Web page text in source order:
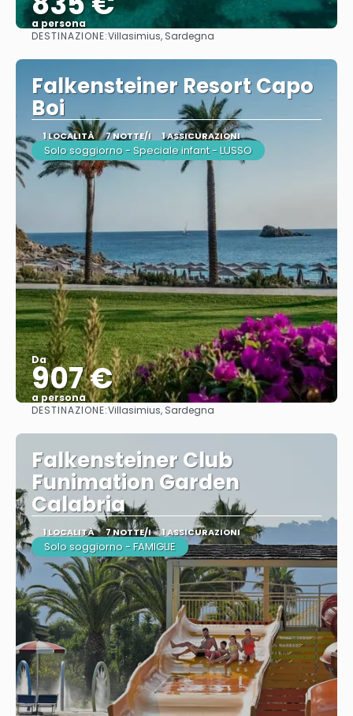
a persona
Vedere
DESTINAZIONE:Villasimius, Sardegna
Falkensteiner Resort Capo
Boi
1 LOCALITÀ 7 NOTTE/I 1 ASSICURAZIONI
Solo soggiorno - Speciale infant - LUSSO
Da
907 €
a persona
Vedere
DESTINAZIONE:Villasimius, Sardegna
Falkensteiner Club
Funimation Garden
Calabria
1 LOCALITÀ 7 NOTTE/I 1 ASSICURAZIONI
Solo soggiorno - FAMIGLIE